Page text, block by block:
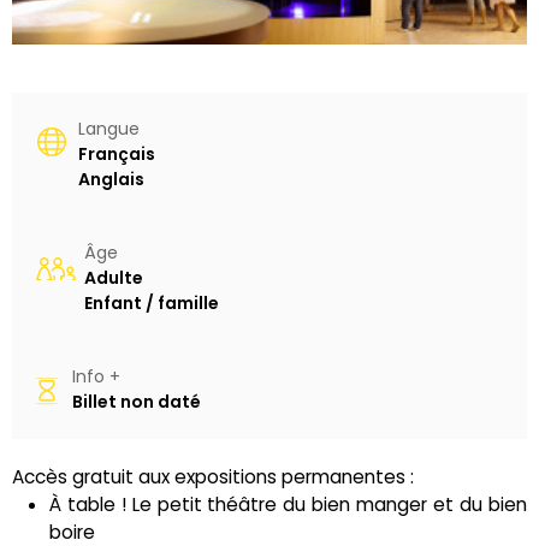
Langue
Français
Anglais
Âge
Adulte
Enfant / famille
Info +
Billet non daté
Accès gratuit aux expositions permanentes :
À table ! Le petit théâtre du bien manger et du bien
boire